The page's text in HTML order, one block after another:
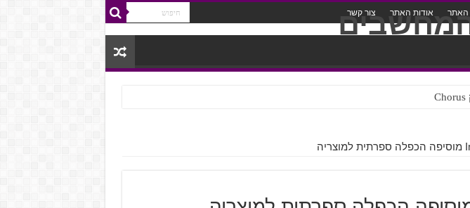
האתר אודות האתר צור קשר